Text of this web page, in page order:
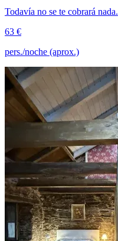
Todavía no se te cobrará nada.
63 €
pers./noche (aprox.)